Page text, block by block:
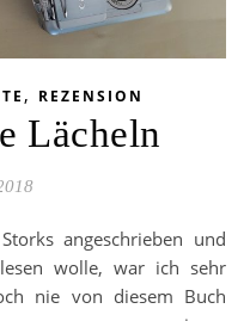
, REZENSION
Lächeln
wolle, war ich sehr
nie von diesem Buch